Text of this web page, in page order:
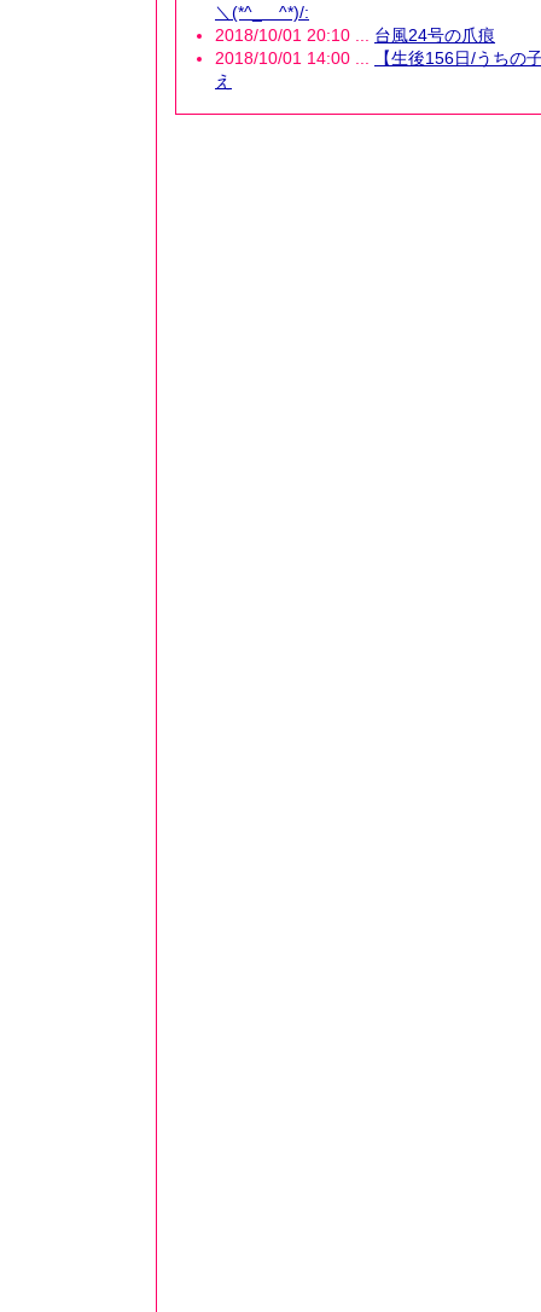
＼(*^_ゝ^*)/:
2018/10/01 20:10 ... 台風24号の爪痕
2018/10/01 14:00 ...
【生後156日/うちの
え